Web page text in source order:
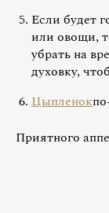
Если будет
или овощи,
убрать на
духовку,
Цыпленок
Приятного